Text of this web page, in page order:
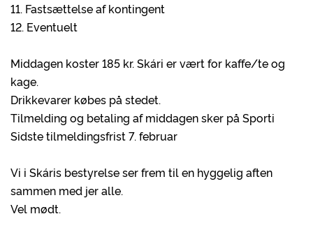
11. Fastsættelse af kontingent
12. Eventuelt
Middagen koster 185 kr. Skári er vært for kaffe/te og
kage.
Drikkevarer købes på stedet.
Tilmelding og betaling af middagen sker på Sporti
Sidste tilmeldingsfrist 7. februar
Vi i Skáris bestyrelse ser frem til en hyggelig aften
sammen med jer alle.
Vel mødt.